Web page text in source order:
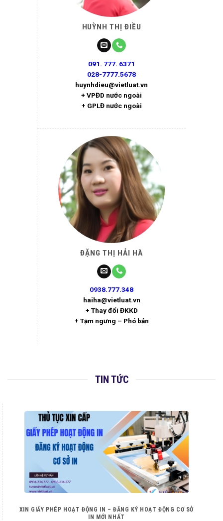
HUỲNH THỊ ĐIỀU
091. 777. 6371
028-7777.5678
huynhdieu@vietluat.vn
+ VPĐD nước ngoài
+ GPLĐ nước ngoài
ĐẶNG THỊ HẢI HÀ
0938.777.348
haiha@vietluat.vn
+ Thay đổi ĐKKD
+ Tạm ngưng – Phó bản
TIN TỨC
XIN GIẤY PHÉP HOẠT ĐỘNG IN – ĐĂNG KÝ HOẠT ĐỘNG CƠ SỞ
IN MỚI NHẤT